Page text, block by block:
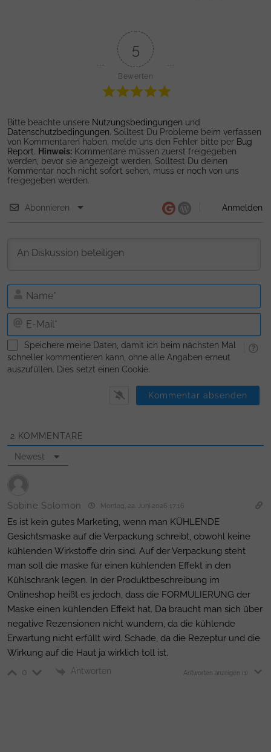
5
Bewerten
Bitte beachte unsere Nutzungsbedingungen und
Datenschutzbedingungen. Solltest Du Probleme beim verfassen
von Kommentaren haben, melde uns den Fehler bitte per Bug
Report. Hinweis: Kommentare müssen zuerst freigegeben
werden, bevor sie angezeigt werden. Solltest Du deinen
Kommentar noch nicht sofort sehen, muss er noch von uns
freigegeben werden.
Abonnieren Anmelden
E-
Speichere meine Daten, damit ich beim nächsten Mal
schneller kommentieren kann, ohne alle Angaben erneut
auszufüllen. Dies setzt einen Cookie.
2 KOMMENTARE
Newest
Sabine Salomon Montag, 22. Juni 2026 17:16
Es ist kein gutes Marketing, wenn man KÜHLENDE
Gesichtsmaske auf die Verpackung schreibt, obwohl keine
kühlenden Wirkstoffe drin sind. Auf der Verpackung steht
man soll die maske für einen kühlenden Effekt in den
Kühlschrank legen. In der Produktbeschreibung im
Onlineshop heißt es jedoch, dass die FORMULIERUNG der
Maske einen kühlenden Effekt hat. Da braucht man sich über
negative Rezensionen nicht wundern, da die kühlende
Erwartung nicht erfüllt wird. Schade, da die Rezeptur und die
Wirkung auf die Haut ja wirklich toll ist.
0 Antworten Antworten anzeigen (1)